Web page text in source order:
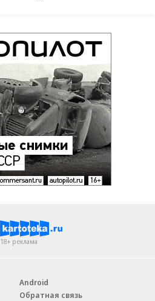
18+ реклама
Android
Обратная связь